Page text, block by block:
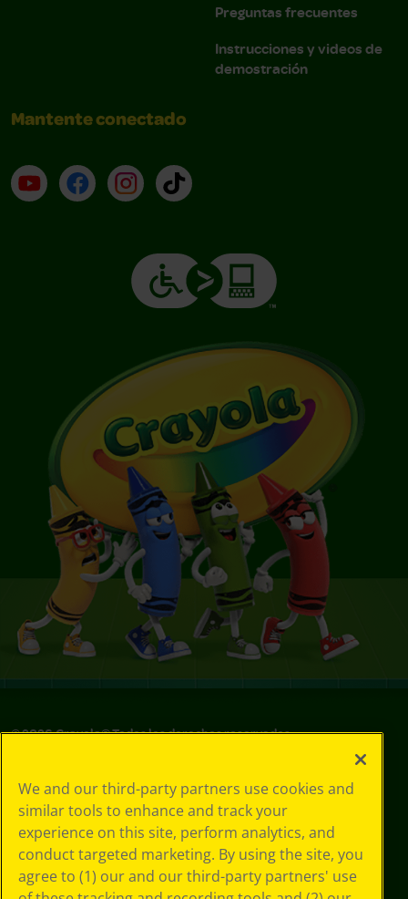
Preguntas frecuentes
Instrucciones y videos de
demostración
Mantente conectado
YouTube (en inglés)
Facebook (en inglés)
Instagram (en inglés)
TikTok
©2026Crayola® Todos los derechos reservados.
de privacidad
Política de
privacidad
Términos de SMS
GDPR
Aviso de
We and our third-party partners use cookies and
similar tools to enhance and track your
experience on this site, perform analytics, and
conduct targeted marketing. By using the site, you
agree to (1) our and our third-party partners' use